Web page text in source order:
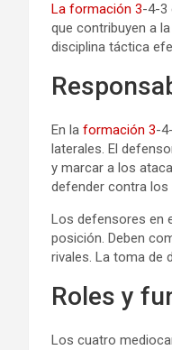
La formación 3-4-3
que contribuyen a
disciplina táctica
En la formación 3-
laterales. El
y marcar a los
defender contra los
Los defensores en
posición. Deben
rivales. La toma de
Roles y
Los cuatro